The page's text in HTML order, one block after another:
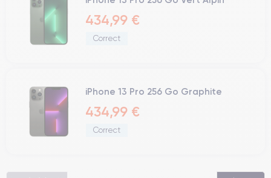
434,99 €
Correct
iPhone 13 Pro 256 Go Graphite
434,99 €
Correct